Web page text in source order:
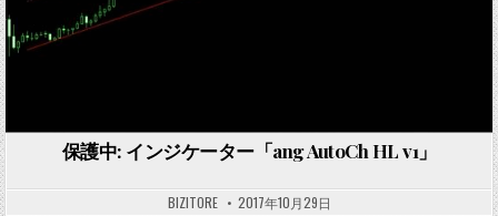
保護中: インジケーター「ang AutoCh HL v1」
BIZITORE 2017年10月29日